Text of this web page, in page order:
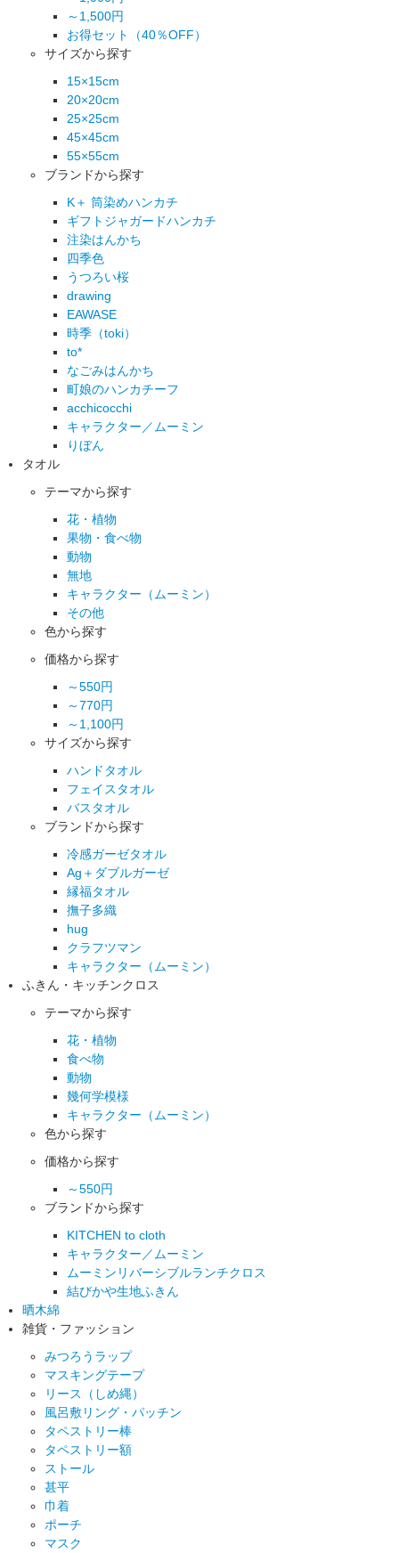
～1,500円
お得セット（40％OFF）
サイズから探す
15×15cm
20×20cm
25×25cm
45×45cm
55×55cm
ブランドから探す
K＋ 筒染めハンカチ
ギフトジャガードハンカチ
注染はんかち
四季色
うつろい桜
drawing
EAWASE
時季（toki）
to*
なごみはんかち
町娘のハンカチーフ
acchicocchi
キャラクター／ムーミン
りぼん
タオル
テーマから探す
花・植物
果物・食べ物
動物
無地
キャラクター（ムーミン）
その他
色から探す
価格から探す
～550円
～770円
～1,100円
サイズから探す
ハンドタオル
フェイスタオル
バスタオル
ブランドから探す
冷感ガーゼタオル
Ag＋ダブルガーゼ
縁福タオル
撫子多織
hug
クラフツマン
キャラクター（ムーミン）
ふきん・キッチンクロス
テーマから探す
花・植物
食べ物
動物
幾何学模様
キャラクター（ムーミン）
色から探す
価格から探す
～550円
ブランドから探す
KITCHEN to cloth
キャラクター／ムーミン
ムーミンリバーシブルランチクロス
結びかや生地ふきん
晒木綿
雑貨・ファッション
みつろうラップ
マスキングテープ
リース（しめ縄）
風呂敷リング・パッチン
タペストリー棒
タペストリー額
ストール
甚平
巾着
ポーチ
マスク